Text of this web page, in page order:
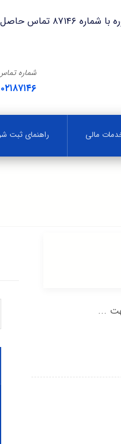
فرمایید.
شماره
۰۲۱۸۷۱۴۶
مالی راهنمای ثبت
...